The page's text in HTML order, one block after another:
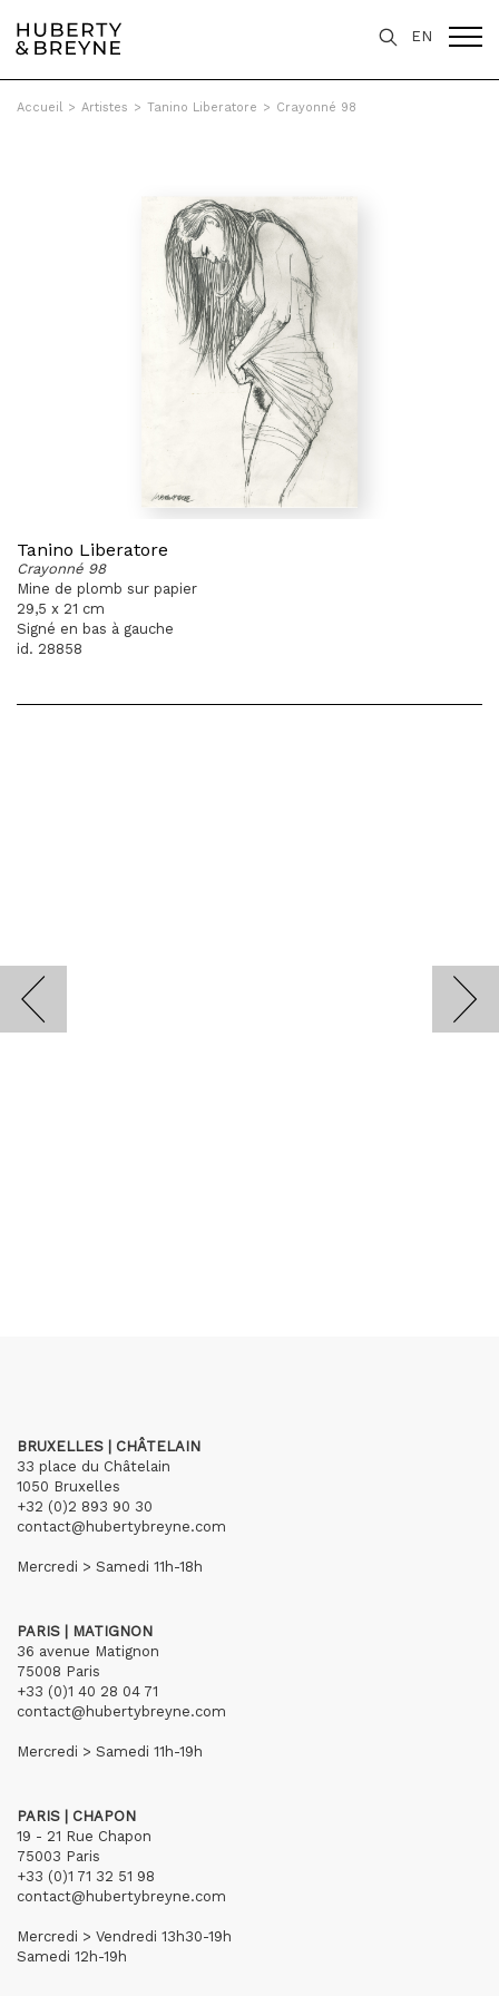
EN
Accueil > Artistes > Tanino Liberatore > Crayonné 98
Tanino Liberatore
Crayonné 98
Mine de plomb sur papier
29,5 x 21 cm
Signé en bas à gauche
id. 28858
BRUXELLES | CHÂTELAIN
33 place du Châtelain
1050 Bruxelles
+32 (0)2 893 90 30
contact@hubertybreyne.com
Mercredi > Samedi 11h-18h
PARIS | MATIGNON
36 avenue Matignon
75008 Paris
+33 (0)1 40 28 04 71
contact@hubertybreyne.com
Mercredi > Samedi 11h-19h
PARIS | CHAPON
19 - 21 Rue Chapon
75003 Paris
+33 (0)1 71 32 51 98
contact@hubertybreyne.com
Mercredi > Vendredi 13h30-19h
Samedi 12h-19h